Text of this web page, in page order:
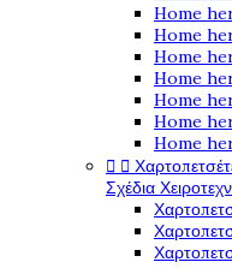
Home
Home
Home
Home
Home
Home
Home
 
Σχέδια